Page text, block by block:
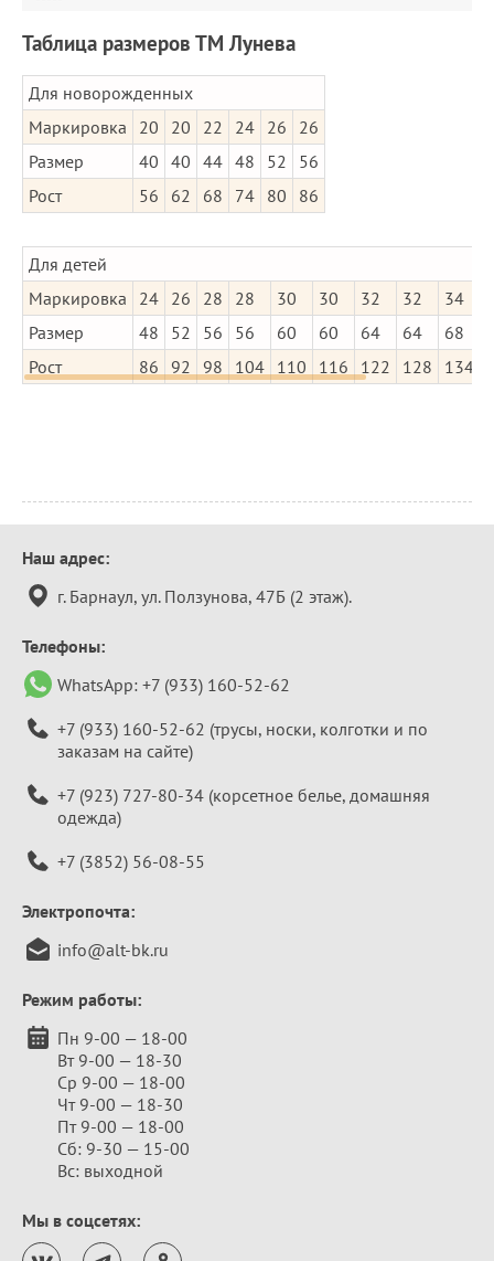
Таблица размеров ТМ Лунева
Для новорожденных
Маркировка
20 20 22 24 26
26
Размер
40 40 44 48 52
56
Рост
56 62 68 74 80 86
Для детей
Маркировка
24 26 28 28 30 30 32 32 34
Размер
48 52 56 56 60 60 64 64 68
Рост
86 92 98 104 110 116 122 128 134
Контактная
информация
Наш адрес:
г. Барнаул, ул. Ползунова, 47Б (2 этаж).
Телефоны:
WhatsApp: +7 (933) 160-52-62
+7 (933) 160-52-62 (трусы, носки, колготки и по
заказам на сайте)
+7 (923) 727-80-34 (корсетное белье, домашняя
одежда)
+7 (3852) 56-08-55
Электропочта:
info@alt-bk.ru
Режим работы:
Пн 9-00 — 18-00
Вт 9-00 — 18-30
Ср 9-00 — 18-00
Чт 9-00 — 18-30
Пт 9-00 — 18-00
Сб: 9-30 — 15-00
Вс: выходной
Мы в соцсетях: